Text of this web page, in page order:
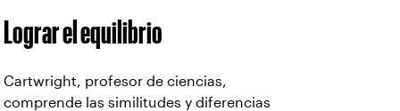
Lograr el equilibrio
Cartwright, profesor de ciencias,
comprende las similitudes y diferencias